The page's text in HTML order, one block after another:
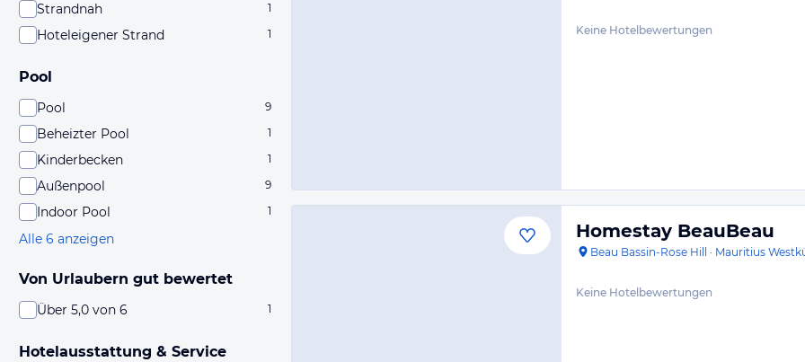
Strandnah 1
Hoteleigener Strand 1
Pool
Pool 9
Beheizter Pool 1
Kinderbecken 1
Außenpool 9
Indoor Pool 1
Alle 6 anzeigen
Von Urlaubern gut bewertet
Über 5,0 von 6 1
Hotelausstattung & Service
Keine Hotelbewertungen
Homestay BeauBeau
Beau Bassin-Rose Hill · Mauritius
Keine Hotelbewertungen